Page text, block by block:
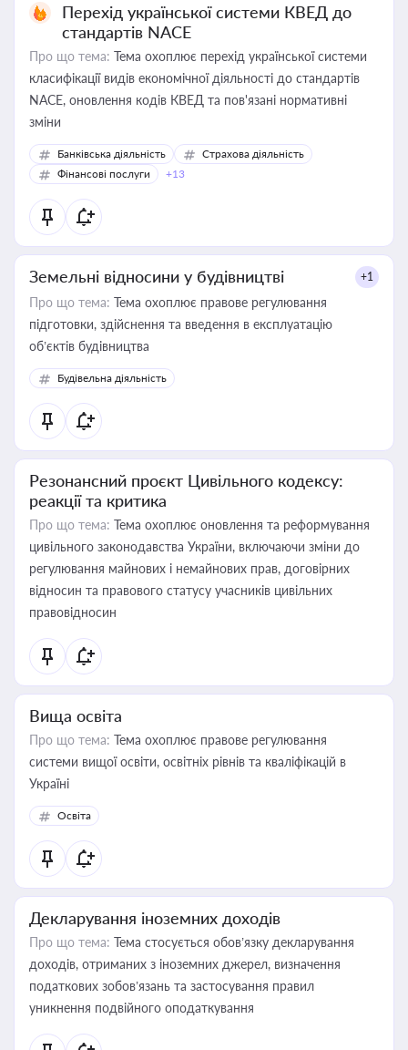
Перехід української системи КВЕД до
стандартів NACE
Про що тема: Тема охоплює перехід української системи
класифікації видів економічної діяльності до стандартів
NACE, оновлення кодів КВЕД та пов'язані нормативні
зміни
Банківська діяльність
Страхова діяльність
Фінансові послуги
+13
Земельні відносини у будівництві +1
Про що тема: Тема охоплює правове регулювання
підготовки, здійснення та введення в експлуатацію
об’єктів будівництва
Будівельна діяльність
Резонансний проєкт Цивільного кодексу:
реакції та критика
Про що тема: Тема охоплює оновлення та реформування
цивільного законодавства України, включаючи зміни до
регулювання майнових і немайнових прав, договірних
відносин та правового статусу учасників цивільних
правовідносин
Вища освіта
Про що тема: Тема охоплює правове регулювання
системи вищої освіти, освітніх рівнів та кваліфікацій в
Україні
Освіта
Декларування іноземних доходів
Про що тема: Тема стосується обов’язку декларування
доходів, отриманих з іноземних джерел, визначення
податкових зобов’язань та застосування правил
уникнення подвійного оподаткування